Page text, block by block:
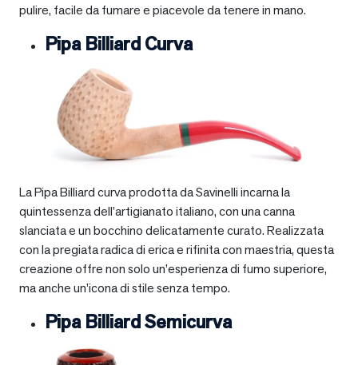
pulire, facile da fumare e piacevole da tenere in mano.
Pipa Billiard Curva
La Pipa Billiard curva prodotta da Savinelli incarna la
quintessenza dell’artigianato italiano, con una canna
slanciata e un bocchino delicatamente curato. Realizzata
con la pregiata radica di erica e rifinita con maestria, questa
creazione offre non solo un’esperienza di fumo superiore,
ma anche un’icona di stile senza tempo.
Pipa Billiard Semicurva